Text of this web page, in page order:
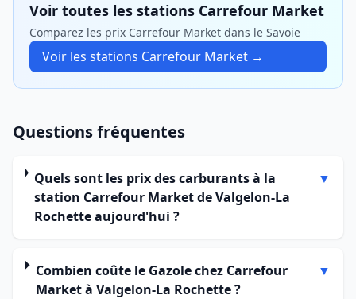
Voir toutes les stations Carrefour Market
Comparez les prix Carrefour Market dans le Savoie
Voir les stations Carrefour Market →
Questions fréquentes
Quels sont les prix des carburants à la
station Carrefour Market de Valgelon-La
Rochette aujourd'hui ?
▼
Combien coûte le Gazole chez Carrefour
Market à Valgelon-La Rochette ?
▼